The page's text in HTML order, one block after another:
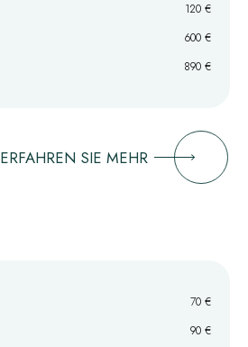
120 €
600 €
890 €
ERFAHREN SIE MEHR
70 €
90 €